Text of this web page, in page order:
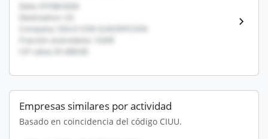
Date: 07/08/2026
Destination: US
Company: SOLO CON SUSCRIPCION
Fracción arancelaria: 12345
CIF value: $1,000.00
Empresas similares por actividad
Basado en coincidencia del código CIUU.